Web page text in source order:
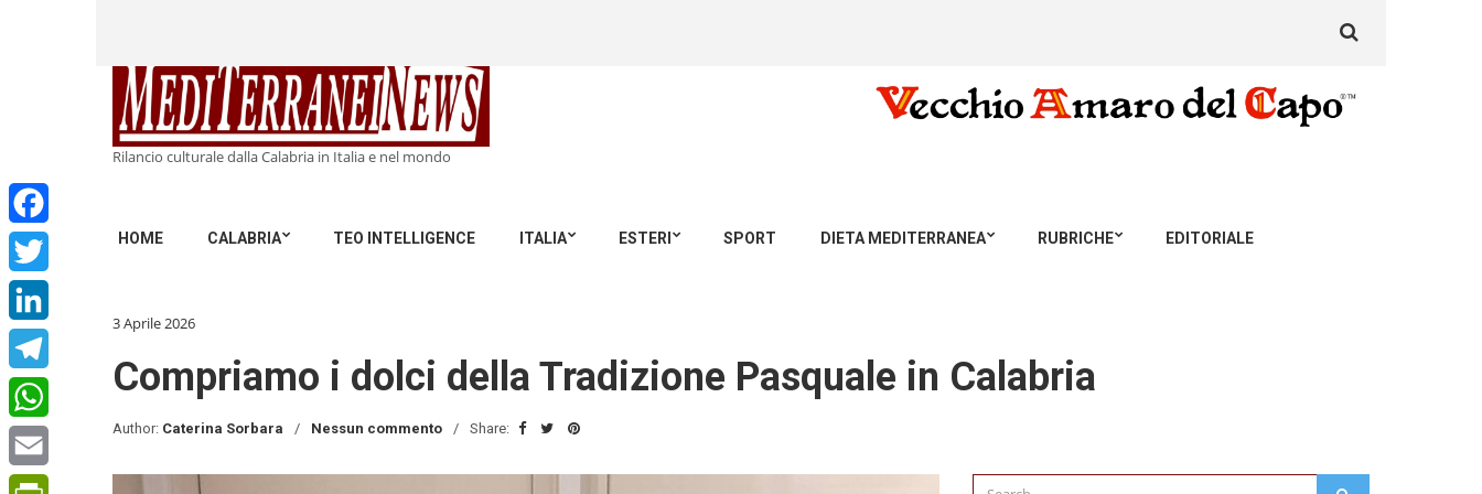
Rilancio culturale dalla Calabria in Italia e nel mondo
HOME CALABRIA TEO INTELLIGENCE ITALIA ESTERI SPORT DIETA MEDITERRANEA RUBRICHE EDITORIALE
for:
Facebook
Twitter
LinkedIn
Telegram
WhatsApp
Email
3 Aprile 2026
Compriamo i dolci della Tradizione Pasquale in Calabria
Author: Caterina Sorbara Nessun commento Share:
Search